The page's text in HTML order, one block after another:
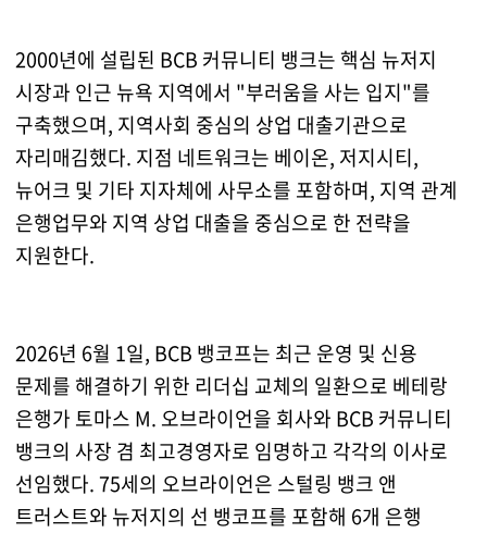
2000년에 설립된 BCB 커뮤니티 뱅크는 핵심 뉴저지
시장과 인근 뉴욕 지역에서 "부러움을 사는 입지"를
구축했으며, 지역사회 중심의 상업 대출기관으로
자리매김했다. 지점 네트워크는 베이온, 저지시티,
뉴어크 및 기타 지자체에 사무소를 포함하며, 지역 관계
은행업무와 지역 상업 대출을 중심으로 한 전략을
지원한다.
2026년 6월 1일, BCB 뱅코프는 최근 운영 및 신용
문제를 해결하기 위한 리더십 교체의 일환으로 베테랑
은행가 토마스 M. 오브라이언을 회사와 BCB 커뮤니티
뱅크의 사장 겸 최고경영자로 임명하고 각각의 이사로
선임했다. 75세의 오브라이언은 스털링 뱅크 앤
트러스트와 뉴저지의 선 뱅코프를 포함해 6개 은행